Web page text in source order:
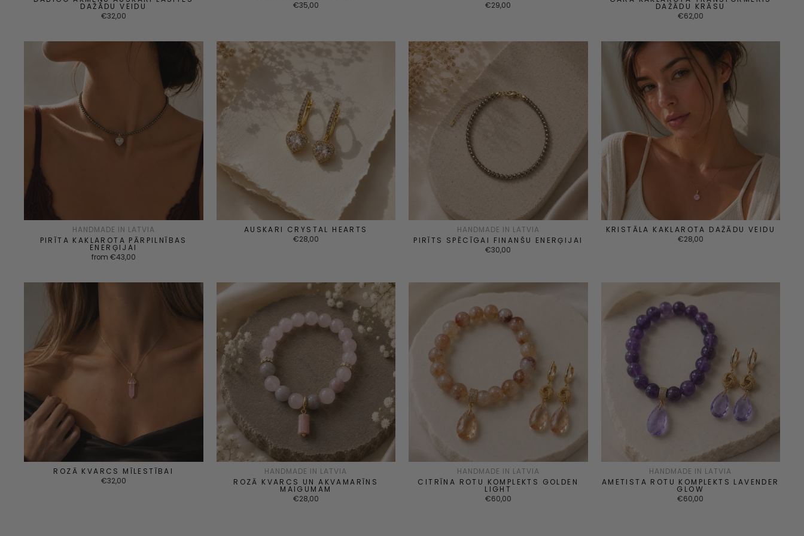
DAŽĀDU VEIDU
€32,00
€35,00 €29,00 DAŽĀDU KRĀSU
€62,00
HANDMADE IN LATVIA
PIRĪTA KAKLAROTA PĀRPILNĪBAS
ENERĢIJAI
from €43,00
AUSKARI CRYSTAL HEARTS
€28,00
HANDMADE IN LATVIA
PIRĪTS SPĒCĪGAI FINANŠU ENERĢIJAI
€30,00
KRISTĀLA KAKLAROTA DAŽĀDU VEIDU
€28,00
ROZĀ KVARCS MĪLESTĪBAI
€32,00
HANDMADE IN LATVIA
ROZĀ KVARCS UN AKVAMARĪNS
MAIGUMAM
€28,00
HANDMADE IN LATVIA
CITRĪNA ROTU KOMPLEKTS GOLDEN
LIGHT
€60,00
HANDMADE IN LATVIA
AMETISTA ROTU KOMPLEKTS LAVENDER
GLOW
€60,00